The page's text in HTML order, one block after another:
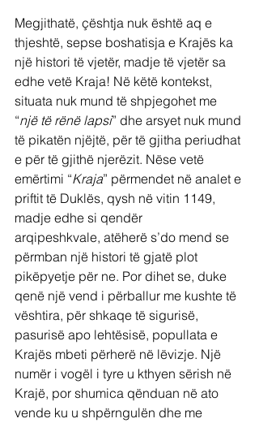
Megjithatë, çështja nuk është aq e
thjeshtë, sepse boshatisja e Krajës ka
një histori të vjetër, madje të vjetër sa
edhe vetë Kraja! Në këtë kontekst,
situata nuk mund të shpjegohet me
“një të rënë lapsi” dhe arsyet nuk mund
të pikatën njëjtë, për të gjitha periudhat
e për të gjithë njerëzit. Nëse vetë
emërtimi “Kraja” përmendet në analet e
priftit të Duklës, qysh në vitin 1149,
madje edhe si qendër
arqipeshkvale, atëherë s’do mend se
përmban një histori të gjatë plot
pikëpyetje për ne. Por dihet se, duke
qenë një vend i përballur me kushte të
vështira, për shkaqe të sigurisë,
pasurisë apo lehtësisë, popullata e
Krajës mbeti përherë në lëvizje. Një
numër i vogël i tyre u kthyen sërish në
Krajë, por shumica qënduan në ato
vende ku u shpërngulën dhe me